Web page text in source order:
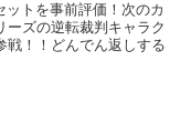
ットを事前評価！次のカ
ーズの逆転裁判キャラク
戦！！どんでん返しする